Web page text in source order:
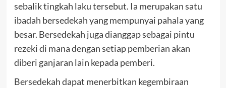
sebalik tingkah laku tersebut. Ia merupakan satu
ibadah bersedekah yang mempunyai pahala yang
besar. Bersedekah juga dianggap sebagai pintu
rezeki di mana dengan setiap pemberian akan
diberi ganjaran lain kepada pemberi.
Bersedekah dapat menerbitkan kegembiraan